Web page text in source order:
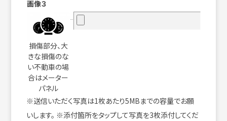
画像３
損傷部分、大
きな損傷のな
い不動車の場
合はメーター
パネル
※送信いただく写真は1枚あたり5MBまでの容量でお願
いします。 ※添付箇所をタップして写真を3枚添付してくだ